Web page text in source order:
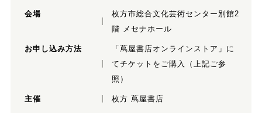
会場
枚方市総合文化芸術センター別館2
階 メセナホール
お申し込み方法
「蔦屋書店オンラインストア」に
てチケットをご購入（上記ご参
照）
主催 枚方 蔦屋書店